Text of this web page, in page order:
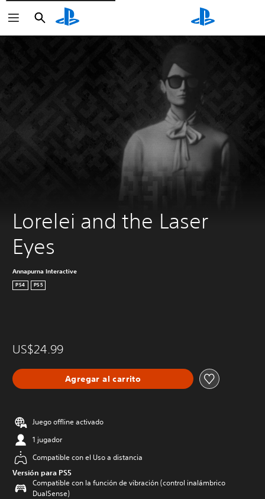
Buscar
Buscar
Lorelei and the Laser
Eyes
Annapurna Interactive
PS4 PS5
US$24.99
Agregar al carrito
Juego offline activado
1 jugador
Compatible con el Uso a distancia
Versión para PS5
Compatible con la función de vibración (control inalámbrico
DualSense)